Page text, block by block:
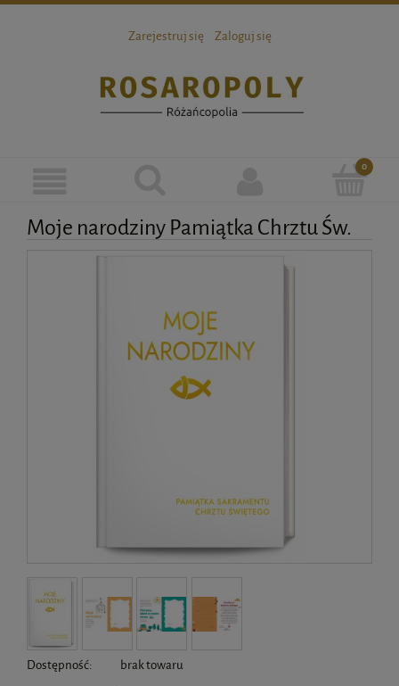
Zarejestruj się Zaloguj się
Moje narodziny Pamiątka Chrztu Św.
Dostępność: brak towaru